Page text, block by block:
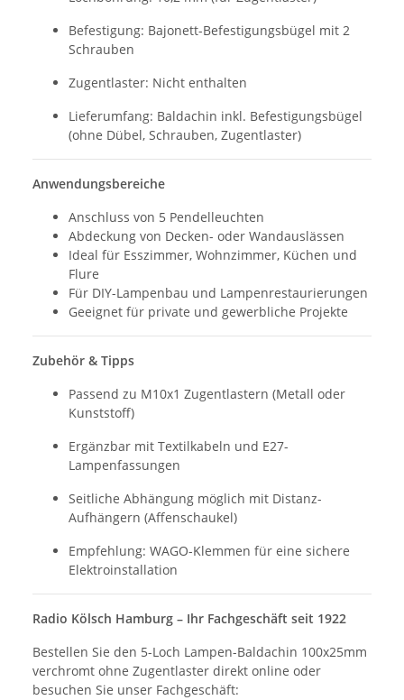
Befestigung: Bajonett-Befestigungsbügel mit 2
Schrauben
Zugentlaster: Nicht enthalten
Lieferumfang: Baldachin inkl. Befestigungsbügel
(ohne Dübel, Schrauben, Zugentlaster)
Anwendungsbereiche
Anschluss von 5 Pendelleuchten
Abdeckung von Decken- oder Wandauslässen
Ideal für Esszimmer, Wohnzimmer, Küchen und
Flure
Für DIY-Lampenbau und Lampenrestaurierungen
Geeignet für private und gewerbliche Projekte
Zubehör & Tipps
Passend zu M10x1 Zugentlastern (Metall oder
Kunststoff)
Ergänzbar mit Textilkabeln und E27-
Lampenfassungen
Seitliche Abhängung möglich mit Distanz-
Aufhängern (Affenschaukel)
Empfehlung: WAGO-Klemmen für eine sichere
Elektroinstallation
Radio Kölsch Hamburg – Ihr Fachgeschäft seit 1922
Bestellen Sie den 5-Loch Lampen-Baldachin 100x25mm
verchromt ohne Zugentlaster direkt online oder
besuchen Sie unser Fachgeschäft: